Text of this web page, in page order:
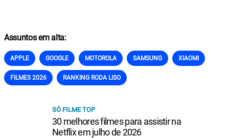
Assuntos em alta:
APPLE GOOGLE MOTOROLA SAMSUNG XIAOMI
FILMES 2026 RANKING RODA LISO
SÓ FILME TOP
30 melhores filmes para assistir na
Netflix em julho de 2026